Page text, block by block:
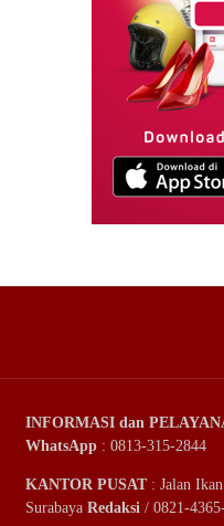
INFORMASI dan
WhatsApp : 0813-315-2844
KANTOR PUSAT: Jalan
Surabaya Redaksi / 0821-